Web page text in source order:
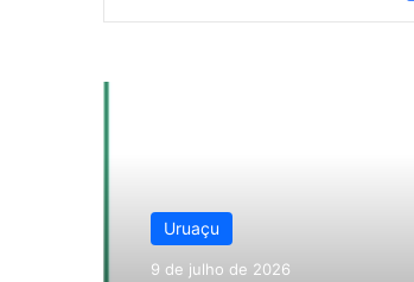
Uruaçu
9 de julho de 2026